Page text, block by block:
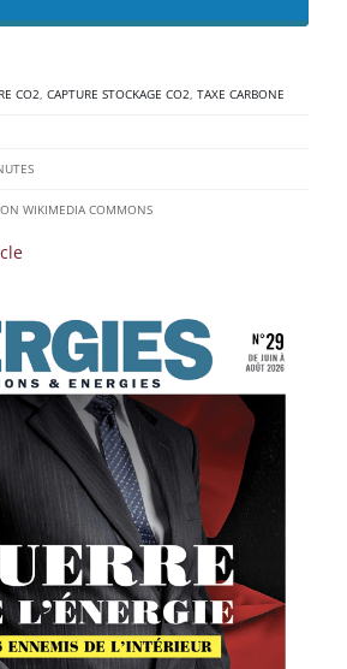
WIKIMEDIA COMMONS
CO2,CAPTURE STOCKAGE CO2,TAXE CARBONE